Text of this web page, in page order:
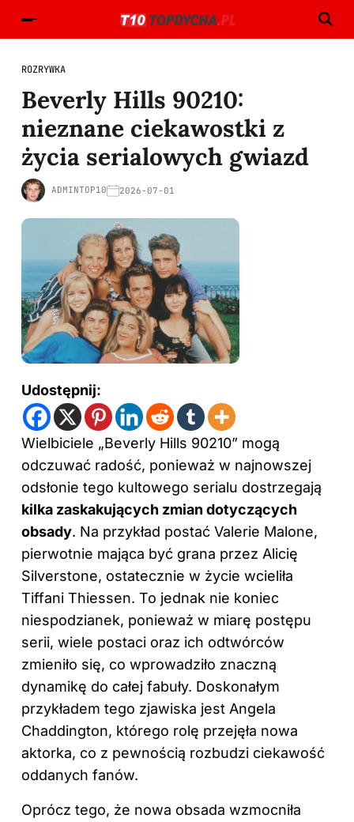
ROZRYWKA
Beverly Hills 90210:
nieznane ciekawostki z
życia serialowych gwiazd
ADMINTOP10 2026-07-01
Udostępnij:
Wielbiciele „Beverly Hills 90210” mogą
odczuwać radość, ponieważ w najnowszej
odsłonie tego kultowego serialu dostrzegają
kilka zaskakujących zmian dotyczących
obsady. Na przykład postać Valerie Malone,
pierwotnie mająca być grana przez Alicię
Silverstone, ostatecznie w życie wcieliła
Tiffani Thiessen. To jednak nie koniec
niespodzianek, ponieważ w miarę postępu
serii, wiele postaci oraz ich odtwórców
zmieniło się, co wprowadziło znaczną
dynamikę do całej fabuły. Doskonałym
przykładem tego zjawiska jest Angela
Chaddington, którego rolę przejęła nowa
aktorka, co z pewnością rozbudzi ciekawość
oddanych fanów.
Oprócz tego, że nowa obsada wzmocniła